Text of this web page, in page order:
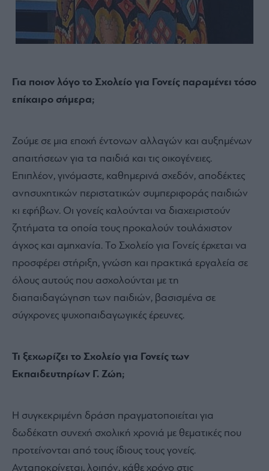
Για ποιον λόγο το Σχολείο για Γονείς παραμένει τόσο
επίκαιρο σήμερα;
Ζούμε σε μια εποχή έντονων αλλαγών και αυξημένων
απαιτήσεων για τα παιδιά και τις οικογένειες.
Επιπλέον, γινόμαστε, καθημερινά σχεδόν, αποδέκτες
ανησυχητικών περιστατικών συμπεριφοράς παιδιών
κι εφήβων. Οι γονείς καλούνται να διαχειριστούν
ζητήματα τα οποία τους προκαλούν τουλάχιστον
άγχος και αμηχανία. Το Σχολείο για Γονείς έρχεται να
προσφέρει στήριξη, γνώση και πρακτικά εργαλεία σε
όλους αυτούς που ασχολούνται με τη
διαπαιδαγώγηση των παιδιών, βασισμένα σε
σύγχρονες ψυχοπαιδαγωγικές έρευνες.
Τι ξεχωρίζει το Σχολείο για Γονείς των
Εκπαιδευτηρίων Γ. Ζώη;
Η συγκεκριμένη δράση πραγματοποιείται για
δωδέκατη συνεχή σχολική χρονιά με θεματικές που
προτείνονται από τους ίδιους τους γονείς.
Ανταποκρίνεται, λοιπόν, κάθε χρόνο στις